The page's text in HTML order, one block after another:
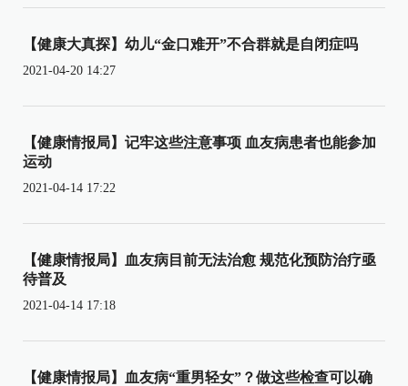
【健康大真探】幼儿“金口难开”不合群就是自闭症吗
2021-04-20 14:27
【健康情报局】记牢这些注意事项 血友病患者也能参加
运动
2021-04-14 17:22
【健康情报局】血友病目前无法治愈 规范化预防治疗亟
待普及
2021-04-14 17:18
【健康情报局】血友病“重男轻女”？做这些检查可以确